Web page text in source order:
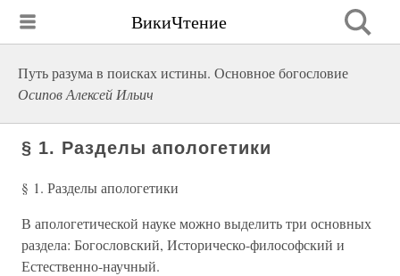
ВикиЧтение
Путь разума в поисках истины. Основное богословие
Осипов Алексей Ильич
§ 1. Разделы апологетики
§ 1. Разделы апологетики
В апологетической науке можно выделить три основных
раздела: Богословский, Историческо-философский и
Естественно-научный.